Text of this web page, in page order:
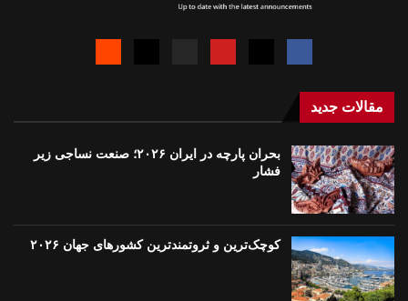
مقالات جدید
بحران پارچه در ایران ۲۰۲۶؛ صنعت نساجی زیر
فشار
کوچک‌ترین و ثروتمندترین کشورهای جهان ۲۰۲۶